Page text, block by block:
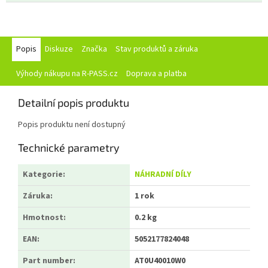
Popis Diskuze Značka Stav produktů a záruka
Výhody nákupu na R-PASS.cz Doprava a platba
Detailní popis produktu
Popis produktu není dostupný
Technické parametry
Kategorie:
NÁHRADNÍ DÍLY
Záruka:
1 rok
Hmotnost:
0.2 kg
EAN:
5052177824048
Part number:
AT0U40010W0